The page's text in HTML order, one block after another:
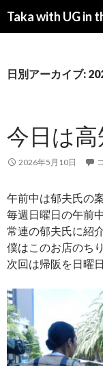
Taka with UG in
日別アーカイブ:
今日は高
2026年5月10日
午前中は郁夫氏の
毎週日曜日の午前
常連の郁夫氏に紹
僕はこのお店のち
次回は帰阪を日曜